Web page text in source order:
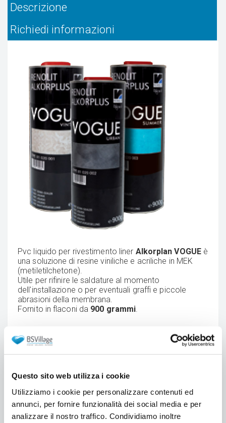
Questo sito web utilizza i cookie
Utilizziamo i cookie per personalizzare contenuti ed
annunci, per fornire funzionalità dei social media e per
analizzare il nostro traffico. Condividiamo inoltre
Descrizione
Richiedi informazioni
Pvc liquido per rivestimento liner Alkorplan VOGUE è
una soluzione di resine viniliche e acriliche in MEK
(metiletilchetone).
Utile per rifinire le saldature al momento
dell'installazione o per eventuali graffi e piccole
abrasioni della membrana.
Fornito in flaconi da 900 grammi
(Immagini a solo scopo illustrativo. I colori a video
potrebbero leggermente variare rispetto agli originali.)